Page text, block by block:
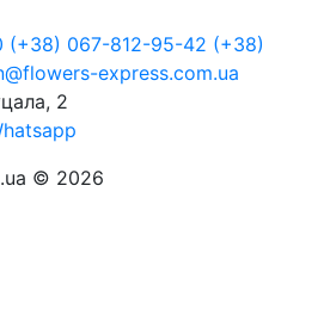
(+38) 067-812-95-42 (+38)
express.com.ua
2
© 2026